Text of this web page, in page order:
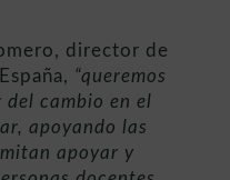
director de
“queremos
cambio en el
apoyando las
apoyar y